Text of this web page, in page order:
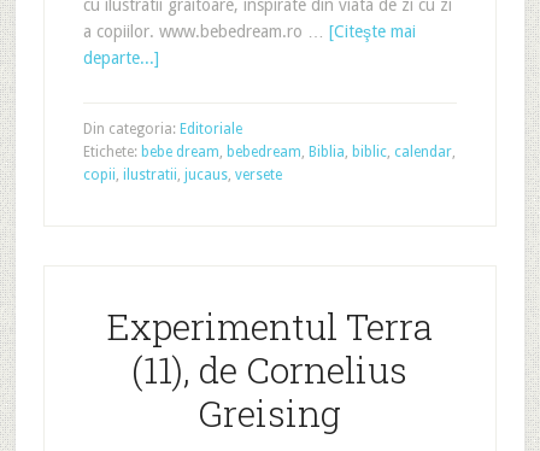
cu ilustratii graitoare, inspirate din viata de zi cu zi
a copiilor. www.bebedream.ro … [Citeşte mai
departe...]
Din categoria: Editoriale
Etichete: bebe dream, bebedream, Biblia, biblic, calendar,
copii, ilustratii, jucaus, versete
Experimentul Terra
(11), de Cornelius
Greising